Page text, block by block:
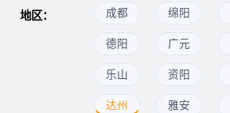
地区： 成都 绵阳
德阳 广元
乐山 资阳
达州 雅安